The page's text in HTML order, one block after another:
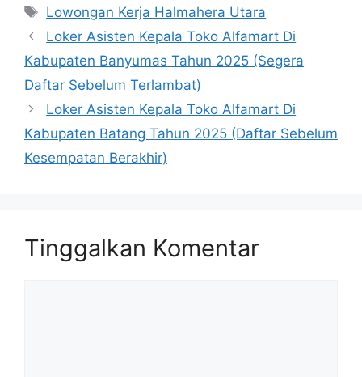
Tag
Lowongan Kerja Halmahera Utara
Loker Asisten Kepala Toko Alfamart Di
Kabupaten Banyumas Tahun 2025 (Segera
Daftar Sebelum Terlambat)
Loker Asisten Kepala Toko Alfamart Di
Kabupaten Batang Tahun 2025 (Daftar Sebelum
Kesempatan Berakhir)
Tinggalkan Komentar